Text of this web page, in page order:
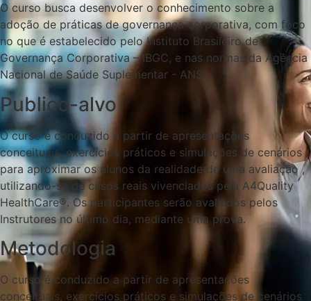
O curso busca desenvolver o conhecimento sobre a
adoção de práticas de governança corporativa, com foco
no que é estabelecido pelo Instituto Brasileiro de
Governança Corporativa – IBGC, e nas normas da Agência
Nacional de Saúde Suplementar - ANS.
Publico-alvo
O curso é conduzido a partir de apresentações
conceituais, exercícios práticos e simulações de cenários
para aproximar os alunos da realidade de uma avaliação ,
utilizando-se de casos reais vivenciados pela A4Quality
HealthCare®. Os participantes serão avaliados pelos
Instrutores no último dia, mediante uma prova.
Metodologia
O curso é conduzido a partir de apresentações
conceituais, exercícios práticos e simulações de cenários